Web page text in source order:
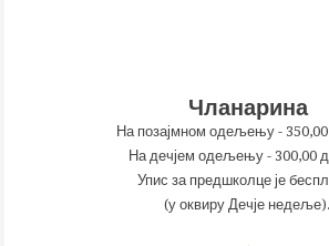
Чланарина
На позајмном одељењу -
На дечјем одељењу - 300,00
Упис за предшколце је
(у оквиру Дечје недеље).